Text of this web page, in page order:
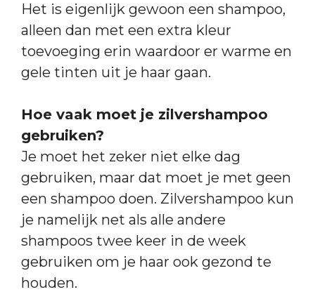
Het is eigenlijk gewoon een shampoo,
alleen dan met een extra kleur
toevoeging erin waardoor er warme en
gele tinten uit je haar gaan.
Hoe vaak moet je zilvershampoo
gebruiken?
Je moet het zeker niet elke dag
gebruiken, maar dat moet je met geen
een shampoo doen. Zilvershampoo kun
je namelijk net als alle andere
shampoos twee keer in de week
gebruiken om je haar ook gezond te
houden.